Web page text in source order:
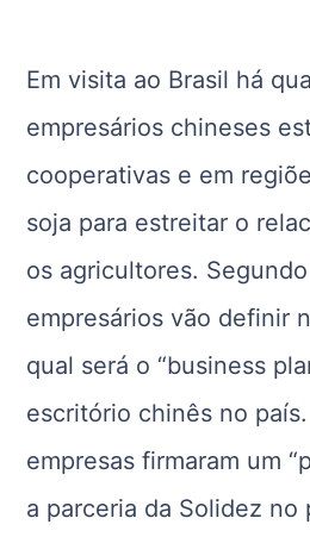
Em visita ao Brasil há
empresários chineses
cooperativas e em
soja para estreitar o
os agricultores.
empresários vão definir
qual será o “business
escritório chinês no país.
empresas firmaram um
a parceria da Solidez no